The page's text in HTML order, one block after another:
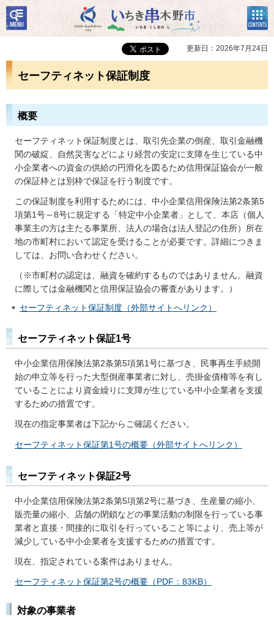
いちき串木野市
検
索・
共通
コン
テン
ツメ
ニュ
更新日：2026年7月24日
セーフティネット保証制度
概要
セーフティネット保証制度とは、取引先企業の倒産、取引金融機
関の破綻、自然災害などにより経営の安定に支障を生じている中
小企業者への資金の供給の円滑化を図るため信用保証協会が一般
の保証枠とは別枠で保証を行う制度です。
この保証制度を利用するためには、中小企業信用保険法第2条第5
項第1号～8号に規定する「特定中小企業者」として、本店（個人
事業主の方は主たる事業所、法人の場合は法人登記の住所）所在
地の市町村において認定を受けることが必要です。詳細につきま
しては、お問い合わせください。
（※市町村の認定は、融資を確約するものではありません。融資
に際しては金融機関と信用保証協会の審査があります。）
セーフティネット保証制度（外部サイトへリンク）
セーフティネット保証1号
中小企業信用保険法第2条第5項第1号に基づき、民事再生手続開
始の申立等を行った大型倒産事業者に対し、売掛金債権等を有し
ていることにより資金繰りに支障が生じている中小企業者を支援
するための措置です。
現在の指定事業者は下記からご確認ください。
セーフティネット保証第1号の概要（外部サイトへリンク）
セーフティネット保証2号
中小企業信用保険法第2条第5項第2号に基づき、生産量の縮小、
販売量の縮小、店舗の閉鎖などの事業活動の制限を行っている事
業者と直接・間接的に取引を行っていること等により、売上等が
減少している中小企業者を支援するための措置です。
現在、指定されている案件はありません。
セーフティネット保証第2号の概要（PDF：83KB）
対象の事業者